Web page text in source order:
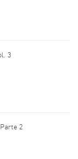
3
2